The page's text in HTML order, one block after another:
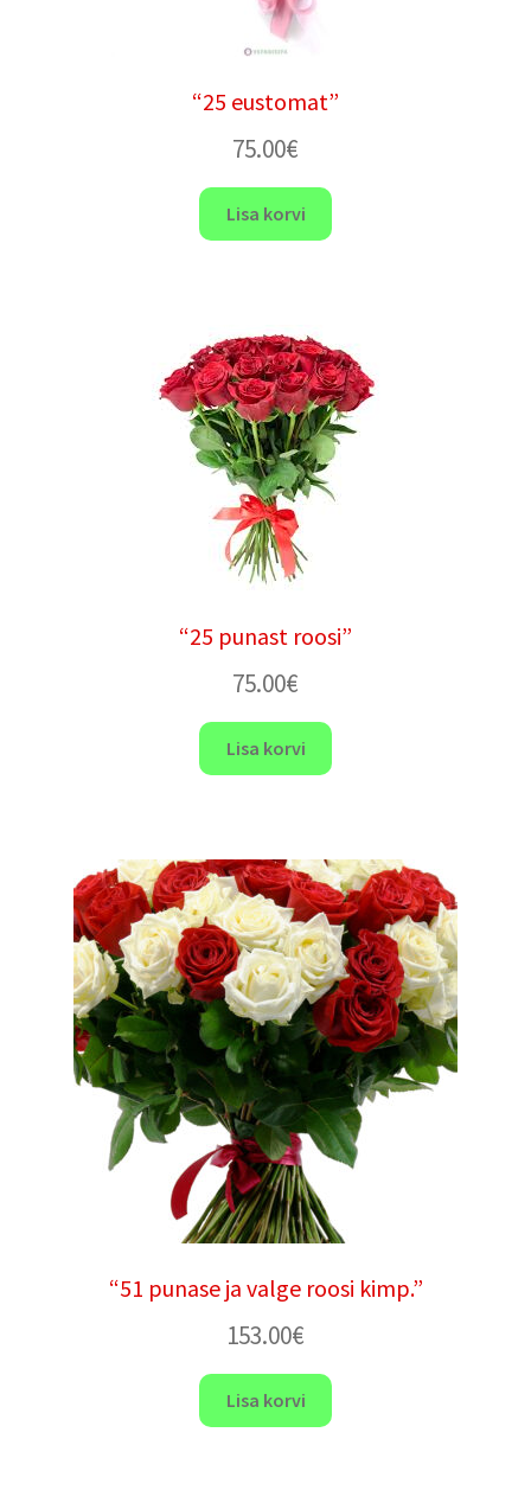
“25 eustomat”
75.00€
Lisa korvi
“25 punast roosi”
75.00€
Lisa korvi
“51 punase ja valge roosi kimp.”
153.00€
Lisa korvi